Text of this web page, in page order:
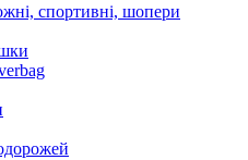
спортивні, шопери